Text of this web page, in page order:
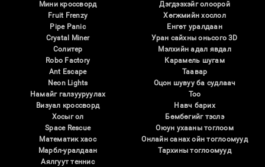
Мини кроссворд
Fruit Frenzy
Pipe Panic
Crystal Miner
Солитер
Robo Factory
Ant Escape
Neon Lights
Намайг галзууруулах
Визуал кроссворд
Хосыг ол
Space Rescue
Математик хаос
Марбл-уралдаан
Аялгуут теннис
Дэгдээхэйг олоорой
Хөгжмийн хослол
Eнгөт уралдаан
Уран сайхны оньсого 3D
Мэлхийн адал явдал
Карамель шугам
Таавар
Оцон шувуу ба судлаач
Тоо
Навч барих
Бөмбөгийг тэслэ
Оюун ухааны тоглоом
Онлайн санах ойн тоглоомууд
Тархины тоглоомууд